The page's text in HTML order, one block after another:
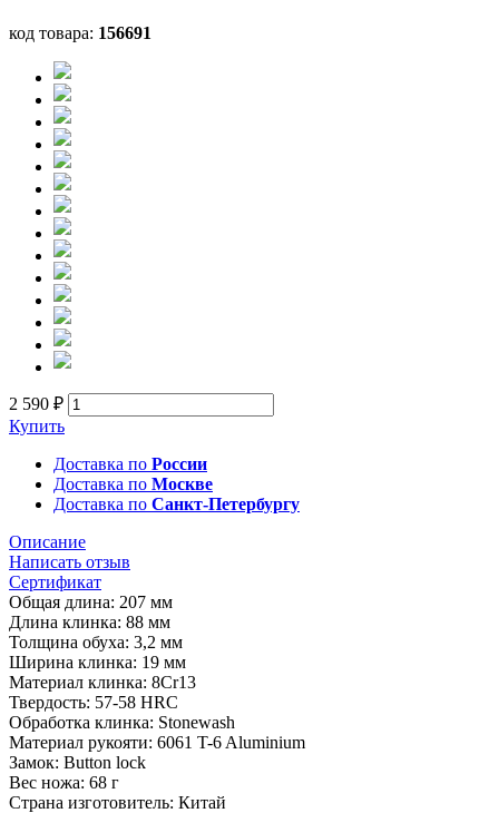
код товара: 156691
2 590 ₽
Купить
Доставка по России
Доставка по Москве
Доставка по Санкт-Петербургу
Описание
Написать отзыв
Сертификат
Общая длина: 207 мм
Длина клинка: 88 мм
Толщина обуха: 3,2 мм
Ширина клинка: 19 мм
Материал клинка: 8Cr13
Твердость: 57-58 HRC
Обработка клинка: Stonewash
Материал рукояти: 6061 T-6 Aluminium
Замок: Button lock
Вес ножа: 68 г
Страна изготовитель: Китай